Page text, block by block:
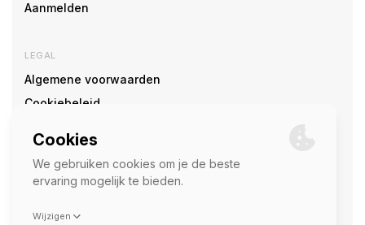
Aanmelden
LEGAL
Algemene voorwaarden
Cookiebeleid
SOCIAL